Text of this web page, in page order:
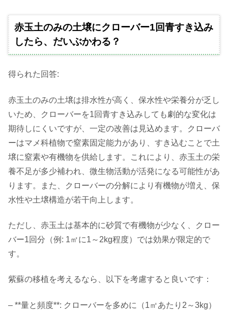
赤玉土のみの土壌にクローバー1回青すき込み
したら、だいぶかわる？
得られた回答:
赤玉土のみの土壌は排水性が高く、保水性や栄養分が乏し
いため、クローバーを1回青すき込みしても劇的な変化は
期待しにくいですが、一定の改善は見込めます。クローバ
ーはマメ科植物で窒素固定能力があり、すき込むことで土
壌に窒素や有機物を供給します。これにより、赤玉土の栄
養不足が多少補われ、微生物活動が活発になる可能性があ
ります。また、クローバーの分解により有機物が増え、保
水性や土壌構造が若干向上します。
ただし、赤玉土は基本的に砂質で有機物が少なく、クロー
バー1回分（例: 1㎡に1～2kg程度）では効果が限定的で
す。
紫蘇の移植を考えるなら、以下を考慮すると良いです：
– **量と頻度**: クローバーを多めに（1㎡あたり2～3kg）